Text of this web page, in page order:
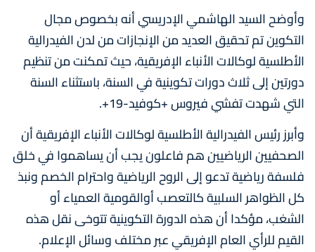
وأوضح السيد الهاشمي الإدريسي أنه بخصوص مجال
التكوين تم تحقيق العديد من الإنجازات من لدن الفيدرالية
الأطلسية لوكالات الأنباء الإفريقية، حيث تمكنت من تنظيم
دورتين إلى ثلاث دورات تكوينية في السنة، باستثناء السنة
التي شهدت تفشي فيروس +كوفيد-19+.
وأبرز رئيس الفيدرالية الأطلسية لوكالات الأنباء الإفريقية أن
الصحفيين الرياضيين هم فاعلون يجب أن يساهموا في خلق
فلسفة رياضية تدعو إلى الروح الرياضية واحترام الخصم ونبذ
كل الظواهر السلبية كالتعصب أوالقومية العمياء أو
الشغب، مؤكدا أن هذه الدورة التكوينية تتوخى نقل هذه
القيم للرأي العام الإفريقي عبر مختلف وسائل الإعلام.